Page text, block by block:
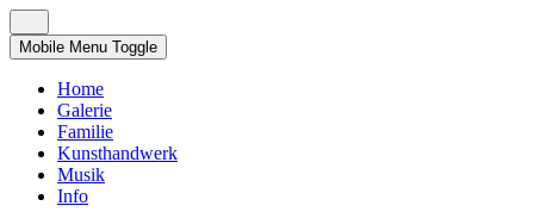
Mobile Menu Toggle
Home
Galerie
Familie
Kunsthandwerk
Musik
Info